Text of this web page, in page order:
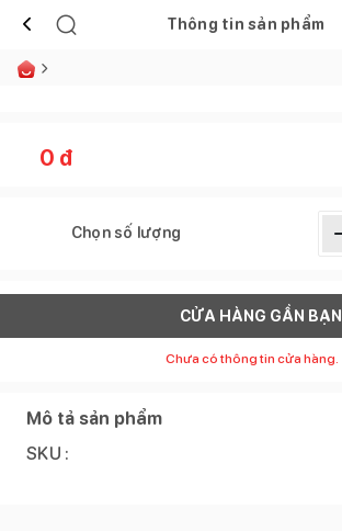
Thông tin sản phẩm
0 đ
Chọn số lượng
CỬA HÀNG GẦN BẠN
Chưa có thông tin cửa hàng.
Mô tả sản phẩm
SKU :